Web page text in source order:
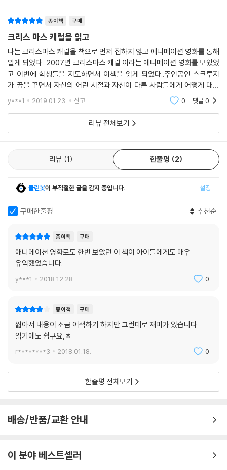
종이책 구매
크리스 마스 캐럴을 읽고
나는 크리스마스 캐럴을 책으로 먼저 접하지 않고 에니메이션 영화를 통해
알게 되었다...2007년 크리스마스 캐럴 이라는 에니메이션 영화를 보았었
고 이번에 학생들을 지도하면서 이책을 읽게 되었다..주인공인 스크루지
가 꿈을 꾸면서 자신의 어린 시절과 자신이 다른 사람들에게 어떻게 대해
왔는지를 보게 되는데 이 장면이 마치 스크루지가 자신의 모습을 제 3자
의 입장에서 객관적
y***1 2019.01.23. 신고 0 댓글0
리뷰 전체보기
리뷰 1 한줄평 2
클린봇이 부적절한 글을 감지 중입니다. 설정
구매한줄평 추천순
종이책 구매
애니메이션 영화로도 한번 보았던 이 책이 아이들에게도 매우
유익했었습니다.
y***1 2018.12.28. 0
종이책 구매
짧아서 내용이 조금 어색하기 하지만 그런데로 재미가 있습니다.
읽기에도 쉽구요,ㅎ
r********3 2018.01.18. 0
한줄평 전체보기
배송/반품/교환 안내
이 분야 베스트셀러